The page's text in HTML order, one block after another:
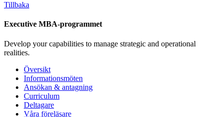
Tillbaka
Executive MBA-programmet
Develop your capabilities to manage strategic and operational
realities.
Översikt
Informationsmöten
Ansökan & antagning
Curriculum
Deltagare
Våra föreläsare